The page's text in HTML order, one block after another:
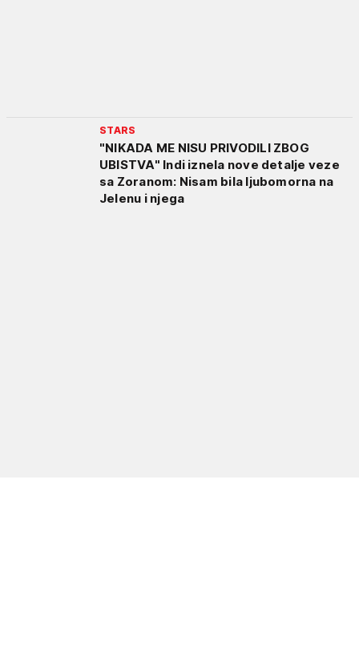
STARS
"NIKADA ME NISU PRIVODILI ZBOG
UBISTVA" Indi iznela nove detalje veze
sa Zoranom: Nisam bila ljubomorna na
Jelenu i njega